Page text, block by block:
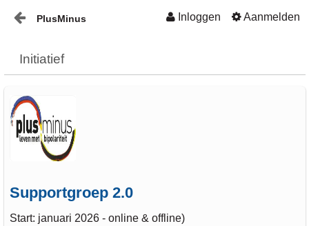
Inloggen Aanmelden
PlusMinus
Home
Plusminus-in-verbinding1
Initiatief
Supportgroep 2.0
Start: januari 2026 - online & offline)